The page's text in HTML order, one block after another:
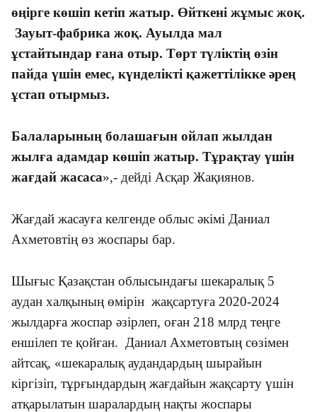
өңірге көшіп кетіп жатыр. Өйткені жұмыс жоқ.
Зауыт-фабрика жоқ. Ауылда мал
ұстайтындар ғана отыр. Төрт түліктің өзін
пайда үшін емес, күнделікті қажеттілікке әрең
ұстап отырмыз.
Балаларының болашағын ойлап жылдан
жылға адамдар көшіп жатыр. Тұрақтау үшін
жағдай жасаса»,- дейді Асқар Жақиянов.
Жағдай жасауға келгенде облыс әкімі Даниал
Ахметовтің өз жоспары бар.
Шығыс Қазақстан облысындағы шекаралық 5
аудан халқының өмірін жақсартуға 2020-2024
жылдарға жоспар әзірлеп, оған 218 млрд теңге
еншілеп те қойған. Даниал Ахметовтың сөзімен
айтсақ, «шекаралық аудандардың шырайын
кіргізіп, тұрғындардың жағдайын жақсарту үшін
атқарылатын шаралардың нақты жоспары